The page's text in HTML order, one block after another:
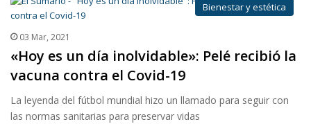
Bienestar y estética
03 Mar, 2021
«Hoy es un día inolvidable»: Pelé recibió la
vacuna contra el Covid-19
La leyenda del fútbol mundial hizo un llamado para seguir con
las normas sanitarias para preservar vidas